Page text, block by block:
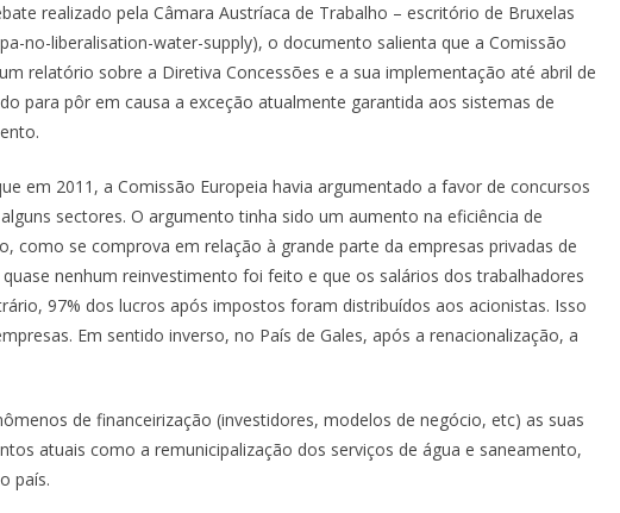
realizado pela Câmara Austríaca de Trabalho – escritório de Bruxelas
no-liberalisation-water-supply), o documento salienta que a Comissão
relatório sobre a Diretiva Concessões e a sua implementação até abril de
para pôr em causa a exceção atualmente garantida aos sistemas de
em 2011, a Comissão Europeia havia argumentado a favor de concursos
sectores. O argumento tinha sido um aumento na eficiência de
como se comprova em relação à grande parte da empresas privadas de
nenhum reinvestimento foi feito e que os salários dos trabalhadores
97% dos lucros após impostos foram distribuídos aos acionistas. Isso
Em sentido inverso, no País de Gales, após a renacionalização, a
de financeirização (investidores, modelos de negócio, etc) as suas
atuais como a remunicipalização dos serviços de água e saneamento,
país.